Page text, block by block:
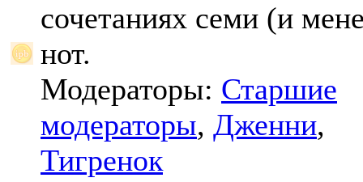
сочетаниях семи (и
нот.
Модераторы: Старшие
модераторы, Дженни,
Тигренок